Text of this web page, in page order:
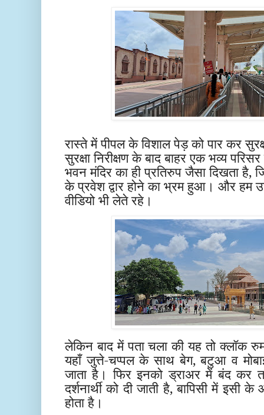
रास्ते में पीपल के विशाल पेड़ को पार कर
सुरक्षा निरीक्षण के बाद बाहर एक भव्य
भवन मंदिर का ही प्रतिरुप जैसा दिखता है,
के प्रवेश द्वार होने का भ्रम हुआ। और हम
वीडियो भी लेते रहे।
लेकिन बाद में पता चला की यह तो क्लॉक
यहाँ जुत्ते-चप्पल के साथ बेग, बटुआ व
जाता है। फिर इनको ड्राअर में बंद कर
दर्शनार्थी को दी जाती है, बापिसी में इसी
होता है।